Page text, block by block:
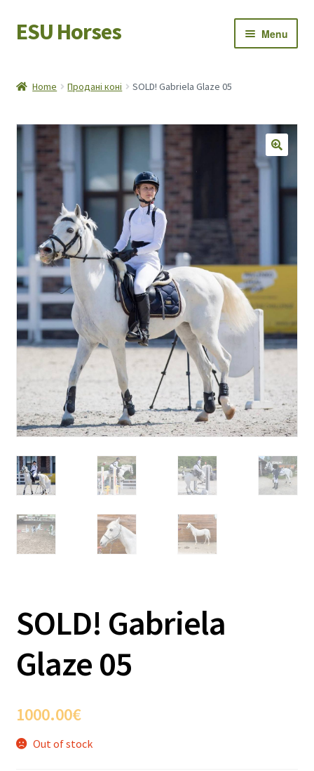
Skip
to
Skip
to
ESU Horses Menu
Save Horses
My account
Home Продані коні SOLD! Gabriela Glaze 05
SOLD! Gabriela
Glaze 05
1000.00€
Out of stock